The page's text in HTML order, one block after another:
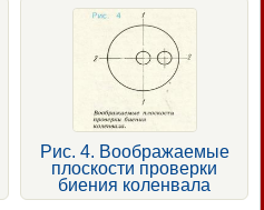
Рис. 4. Воображаемые
плоскости проверки
биения коленвала